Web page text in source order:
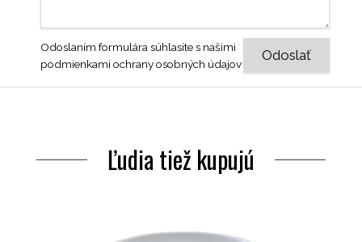
Odoslaním formulára súhlasíte s našimi
podmienkami ochrany osobných údajov
Ľudia tiež kupujú